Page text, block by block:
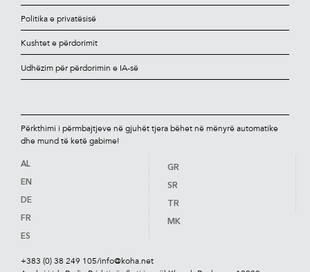
Politika e privatësisë
Kushtet e përdorimit
Udhëzim për përdorimin e IA-së
Përkthimi i përmbajtjeve në gjuhët tjera bëhet në mënyrë automatike
dhe mund të ketë gabime!
AL
EN
DE
FR
ES
GR
SR
TR
MK
+383 (0) 38 249 105/info@koha.net